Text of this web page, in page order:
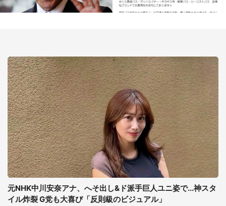
元NHK中川安奈アナ、へそ出し&ド派手巨人ユニ姿で...神スタ
イル炸裂 G党も大喜び「反則級のビジュアル」